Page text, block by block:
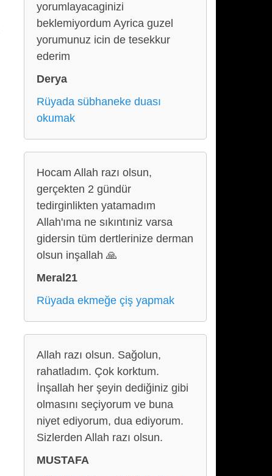
yorumlayacaginizi
beklemiyordum Ayrica guzel
yorumunuz icin de tesekkur
ederim
Derya
Rüyada sübhaneke duası
okumak
Hocam Allah razı olsun,
gerçekten 2 gündür
tedirginlikten yatamadım
Allah'ıma ne sıkıntıniz varsa
gidersin tüm dertlerinize derman
olsun inşallah 🙏
Meral21
Rüyada ekmeğe çiş yapmak
Allah razı olsun. Sağolun,
rahatladım. Çok korktum.
İnşallah her şeyin dediğiniz gibi
olmasını seçiyorum ve buna
niyet ediyorum, dua ediyorum.
Sizlerden Allah razı olsun.
MUSTAFA